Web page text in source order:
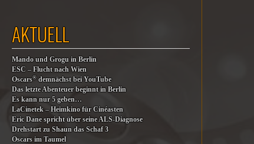
AKTUELL
Mando und Grogu in Berlin
ESC – Flucht nach Wien
Oscars®demnächst bei YouTube
Das letzte Abenteuer beginnt in Berlin
Es kann nur 5 geben…
LaCinetek – Heimkino für Cinéasten
Eric Dane spricht über seine ALS-Diagnose
Drehstart zu Shaun das Schaf 3
Oscars im Taumel